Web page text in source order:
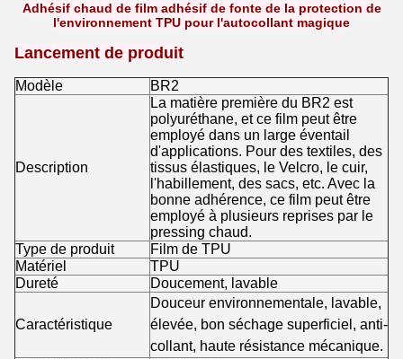
Adhésif chaud de film adhésif de fonte de la protection de
l'environnement TPU pour l'autocollant magique
Lancement de produit
Modèle BR2
Description
La matière première du BR2 est
polyuréthane, et ce film peut être
employé dans un large éventail
d'applications. Pour des textiles, des
tissus élastiques, le Velcro, le cuir,
l'habillement, des sacs, etc. Avec la
bonne adhérence, ce film peut être
employé à plusieurs reprises par le
pressing chaud.
Type de produit
Film de TPU
Matériel
TPU
Dureté
Doucement, lavable
Caractéristique
Douceur environnementale, lavable,
élevée, bon séchage superficiel, anti-
collant, haute résistance mécanique.